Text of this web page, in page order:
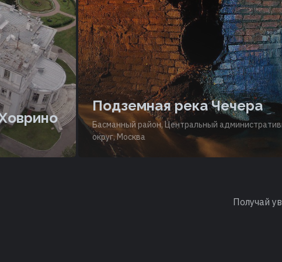
Подземная река Чечера
Басманный район, Центральный административный
округ, Москва
Получай